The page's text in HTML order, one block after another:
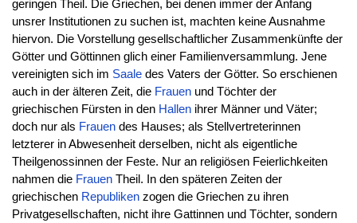
geringen Theil. Die Griechen, bei denen immer der Anfang
unsrer Institutionen zu suchen ist, machten keine Ausnahme
hiervon. Die Vorstellung gesellschaftlicher Zusammenkünfte der
Götter und Göttinnen glich einer Familienversammlung. Jene
vereinigten sich im Saaledes Vaters der Götter. So erschienen
auch in der älteren Zeit, die Frauenund Töchter der
griechischen Fürsten in den Hallenihrer Männer und Väter;
doch nur als Frauendes Hauses; als Stellvertreterinnen
letzterer in Abwesenheit derselben, nicht als eigentliche
Theilgenossinnen der Feste. Nur an religiösen Feierlichkeiten
nahmen die FrauenTheil. In den späteren Zeiten der
griechischen Republikenzogen die Griechen zu ihren
Privatgesellschaften, nicht ihre Gattinnen und Töchter, sondern